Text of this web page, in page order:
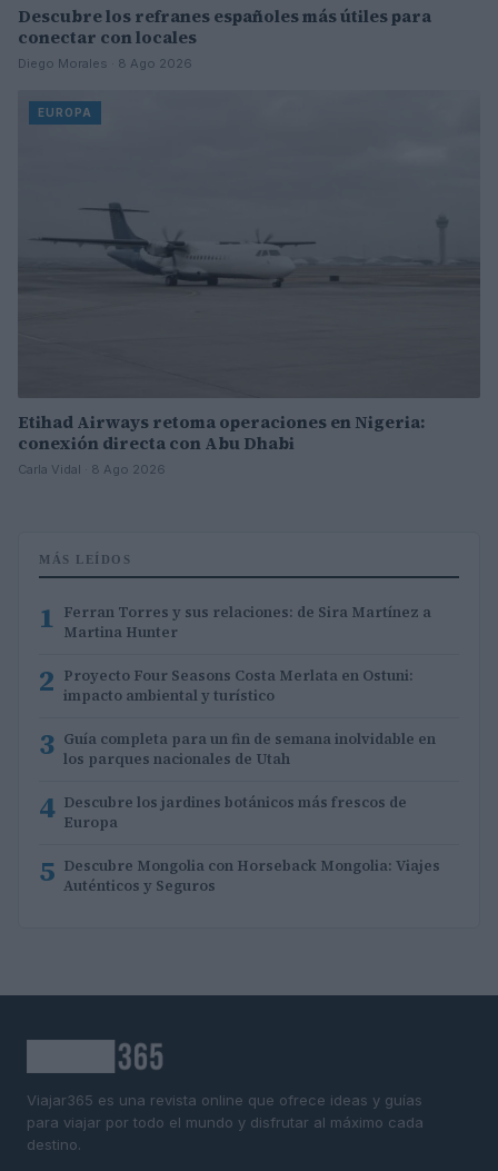
Descubre los refranes españoles más útiles para
conectar con locales
Diego Morales · 8 Ago 2026
EUROPA
Etihad Airways retoma operaciones en Nigeria:
conexión directa con Abu Dhabi
Carla Vidal · 8 Ago 2026
MÁS LEÍDOS
1 Ferran Torres y sus relaciones: de Sira Martínez a
Martina Hunter
2 Proyecto Four Seasons Costa Merlata en Ostuni:
impacto ambiental y turístico
3 Guía completa para un fin de semana inolvidable en
los parques nacionales de Utah
4 Descubre los jardines botánicos más frescos de
Europa
5 Descubre Mongolia con Horseback Mongolia: Viajes
Auténticos y Seguros
Viajar365 es una revista online que ofrece ideas y guías
para viajar por todo el mundo y disfrutar al máximo cada
destino.